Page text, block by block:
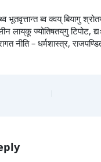
भूतवृत्तान्त ब्व क्वय् बियागु
ज्योतिषतय्‌गु टिपोट,
नीति – धर्मशास्त्र,